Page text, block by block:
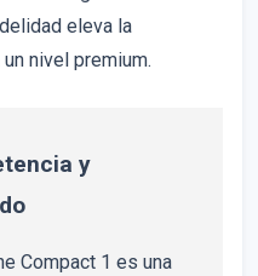
eleva la
nivel premium.
y
Compact 1 es una